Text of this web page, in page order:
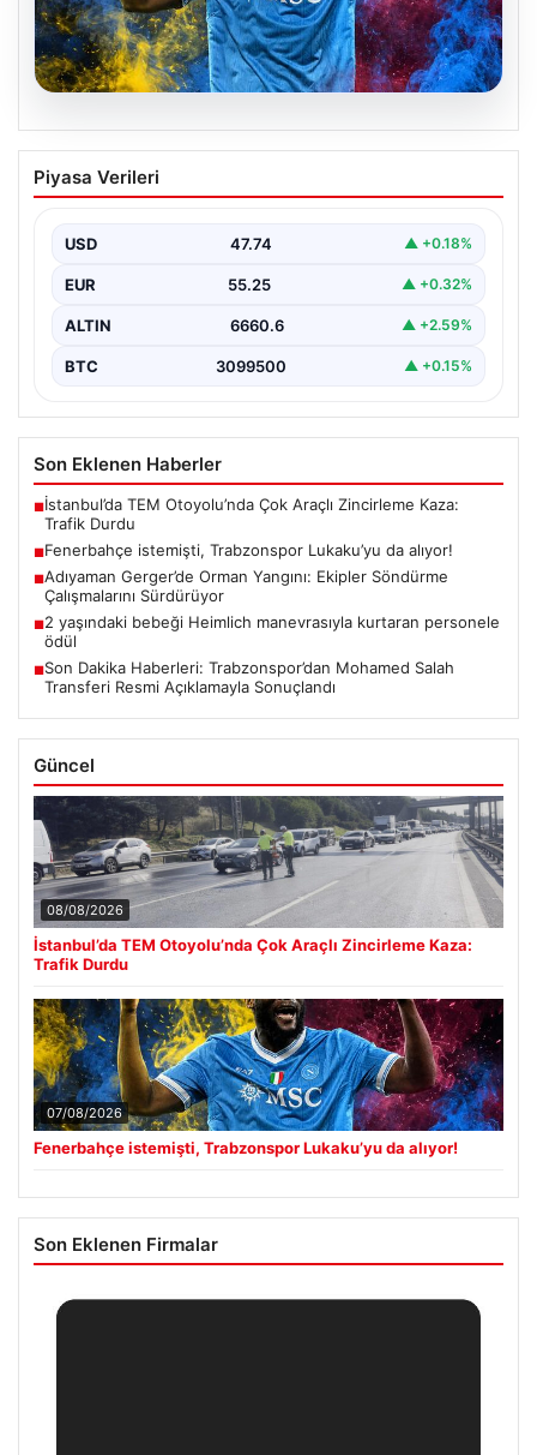
Fenerbahçe istemişti, Trabzonspor
Lukaku’yu da alıyor!
Piyasa Verileri
USD 47.74 ▲ +0.18%
EUR 55.25 ▲ +0.32%
ALTIN 6660.6 ▲ +2.59%
BTC 3099500 ▲ +0.15%
Son Eklenen Haberler
■İstanbul’da TEM Otoyolu’nda Çok Araçlı Zincirleme Kaza:
Trafik Durdu
■Fenerbahçe istemişti, Trabzonspor Lukaku’yu da alıyor!
■Adıyaman Gerger’de Orman Yangını: Ekipler Söndürme
Çalışmalarını Sürdürüyor
■2 yaşındaki bebeği Heimlich manevrasıyla kurtaran personele
ödül
■Son Dakika Haberleri: Trabzonspor’dan Mohamed Salah
Transferi Resmi Açıklamayla Sonuçlandı
Güncel
08/08/2026
İstanbul’da TEM Otoyolu’nda Çok Araçlı Zincirleme Kaza:
Trafik Durdu
07/08/2026
Fenerbahçe istemişti, Trabzonspor Lukaku’yu da alıyor!
Son Eklenen Firmalar